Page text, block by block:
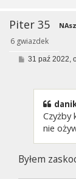
Piter 35
6 gwiazdek
P31 paź 2022,
Czyżby
nie
Byłem